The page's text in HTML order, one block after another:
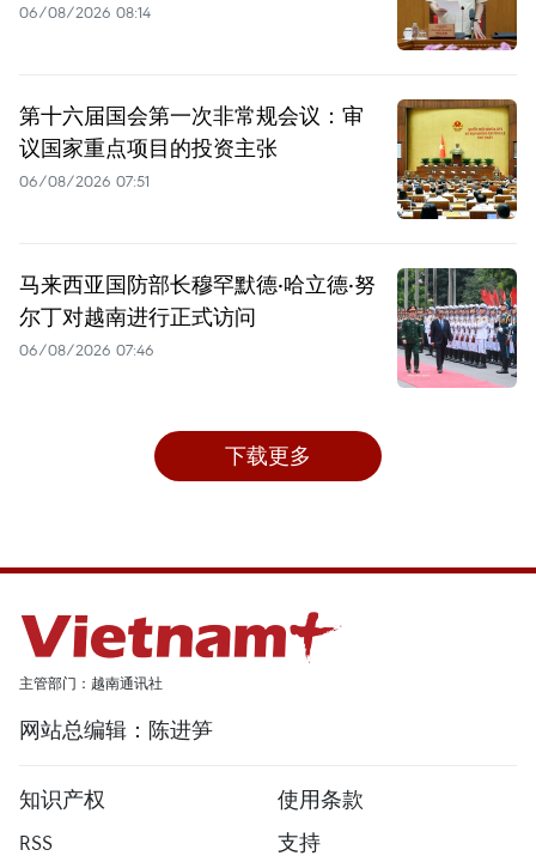
06/08/2026 08:14
第十六届国会第一次非常规会议：审
议国家重点项目的投资主张
06/08/2026 07:51
马来西亚国防部长穆罕默德·哈立德·努
尔丁对越南进行正式访问
06/08/2026 07:46
下载更多
主管部门：越南通讯社
网站总编辑：陈进笋
知识产权
使用条款
RSS
支持